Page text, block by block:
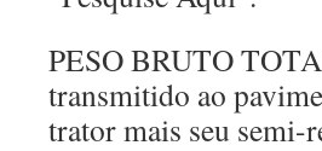
PESO BRUTO
transmitido ao
trator mais seu semi-